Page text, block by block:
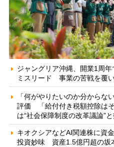
ジャングリア沖縄、開業1周
ミスリード 事業の苦戦を覆
「何がやりたいのか分からな
評価 「給付付き税額控除は
は“社会保障制度の改革議論”
キオクシアなどAI関連株に資
投資妙味 資産1.5億円超の坂